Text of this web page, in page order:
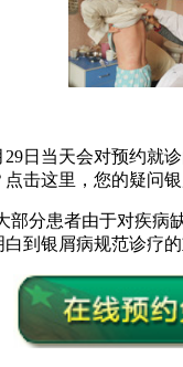
日当天会对预约就
击这里，您的疑问银
分患者由于对疾
到银屑病规范诊疗的